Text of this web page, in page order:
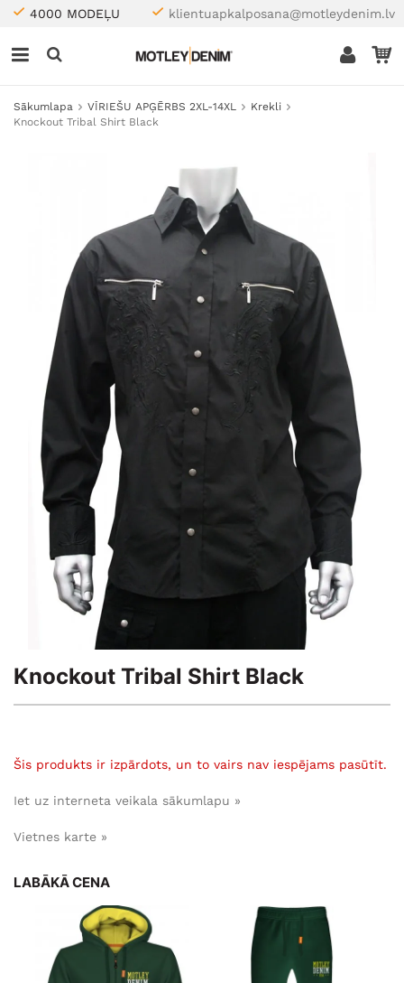
4000 MODEĻU klientuapkalposana@motleydenim.lv
Sākumlapa VĪRIEŠU APĢĒRBS 2XL-14XL
Krekli
Knockout Tribal Shirt Black
Knockout Tribal Shirt Black
Šis produkts ir izpārdots, un to vairs nav iespējams pasūtīt.
Iet uz interneta veikala sākumlapu »
Vietnes karte »
LABĀKĀ CENA